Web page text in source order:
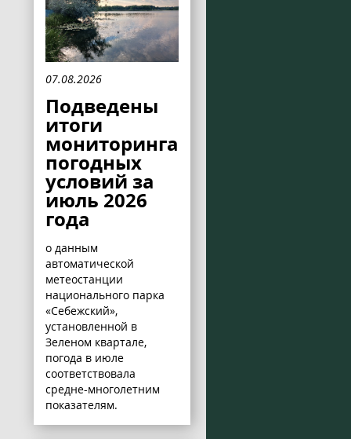
07.08.2026
Подведены
итоги
мониторинга
погодных
условий за
июль 2026
года
о данным
автоматической
метеостанции
национального парка
«Себежский»,
установленной в
Зеленом квартале,
погода в июле
соответствовала
средне-многолетним
показателям.